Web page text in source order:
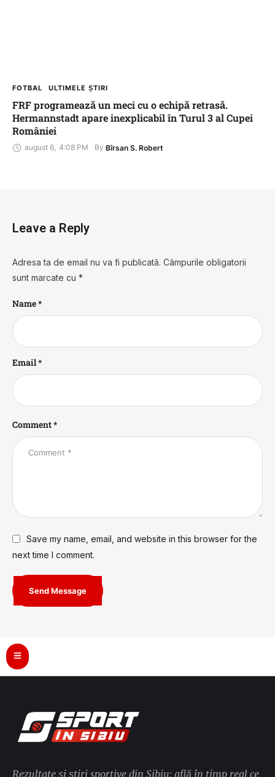
FOTBAL ULTIMELE ȘTIRI
FRF programează un meci cu o echipă retrasă.
Hermannstadt apare inexplicabil în Turul 3 al Cupei
României
august 6, 4:08 PM By Bîrsan S. Robert
Leave a Reply
Adresa ta de email nu va fi publicată. Câmpurile obligatorii
sunt marcate cu *
Comment *
Name *
Email *
Save my name, email, and website in this browser for the
next time I comment.
Send Message
Rezultate și știri sportive din Sibiu: află în timp real ce